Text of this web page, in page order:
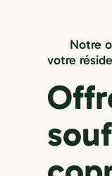
Notre
votre